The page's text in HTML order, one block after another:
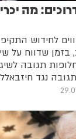
מה
לחידוש
בזמן שדווח על
תגובה
נגד